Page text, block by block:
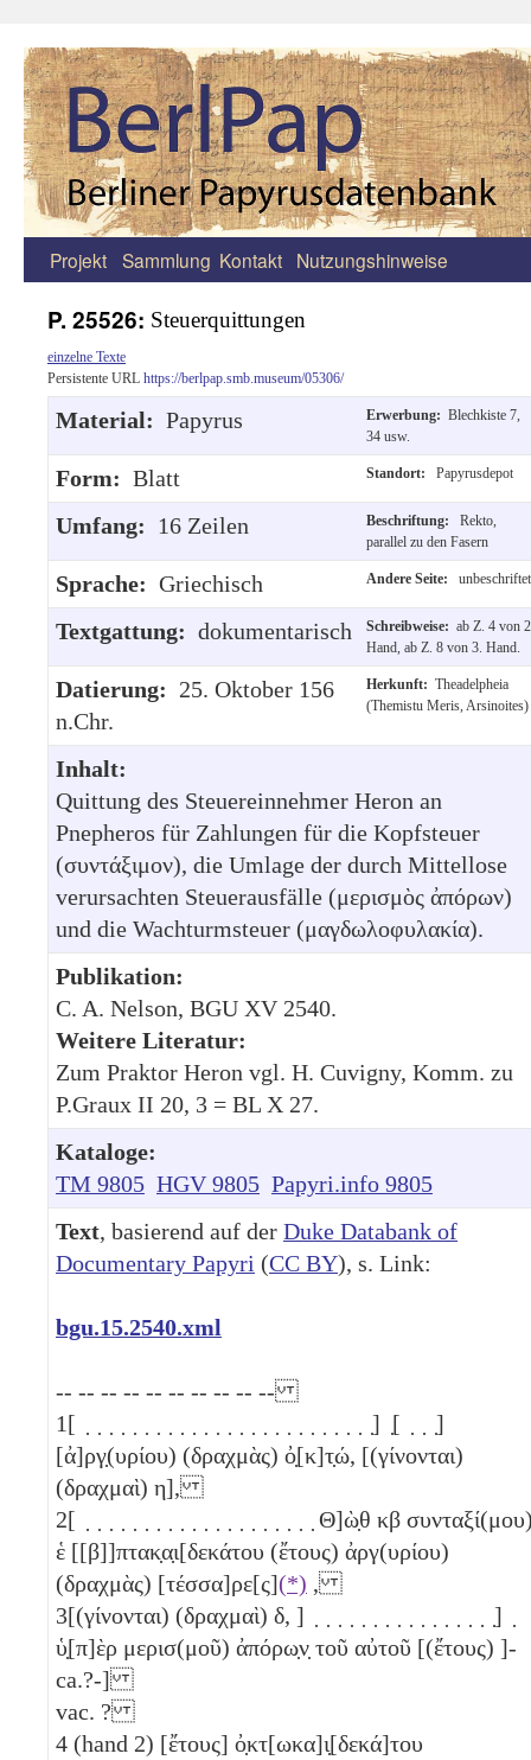
Zum
springen
Projekt Sammlung Kontakt Nutzungshinweise
P. 25526: Steuerquittungen
einzelne Texte
Persistente URL https://berlpap.smb.museum/05306/
Material: Papyrus Erwerbung: Blechkiste 7,
34 usw.
Form: Blatt Standort: Papyrusdepot
Umfang: 16 Zeilen Beschriftung:
Rekto,
parallel zu den Fasern
Sprache: Griechisch Andere Seite: unbeschriftet
Textgattung: dokumentarisch Schreibweise: ab Z. 4 von
Hand, ab Z. 8 von 3. Hand.
Datierung: 25. Oktober 156
n.Chr.
Herkunft: Theadelpheia
(Themistu Meris, Arsinoites)
Inhalt:
Quittung des Steuereinnehmer Heron an
Pnepheros für Zahlungen für die Kopfsteuer
(συντάξιμον), die Umlage der durch Mittellose
verursachten Steuerausfälle (μερισμὸς ἀπόρων)
und die Wachturmsteuer (μαγδωλοφυλακία).
Publikation:
C. A. Nelson, BGU XV 2540.
Weitere Literatur:
Zum Praktor Heron vgl. H. Cuvigny, Komm. zu
P.Graux II 20, 3 = BL X 27.
Kataloge:
TM 9805 HGV 9805 Papyri.info 9805
Text, basierend auf der Duke Databank of
Documentary Papyri (CC BY), s. Link:
bgu.15.2540.xml
-- -- -- -- -- -- -- -- -- --
1[ ̣ ̣ ̣ ̣ ̣ ̣ ̣ ̣ ̣ ̣ ̣ ̣ ̣ ̣ ̣ ̣ ̣ ̣ ̣ ̣ ̣ ̣ ̣ ̣ ̣] ̣[ ̣ ̣ ̣]
[ἀ]ργ̣(υρίου) (δραχμὰς) ὀ̣[κ]τ̣ώ, [(γίνονται)
(δραχμαὶ) η],
2[ ̣ ̣ ̣ ̣ ̣ ̣ ̣ ̣ ̣ ̣ ̣ ̣ ̣ ̣ ̣ ̣ ̣ ̣ ̣ ̣ Θ]ὼ̣θ κβ
ἑ [[β]]πτακ̣α̣ι[δεκάτου (ἔτους) ἀργ(υρίου)
(δραχμὰς) [τέσσα]ρε[ς](*) ,
3[(γίνονται) (δραχμαὶ) δ, ] ̣ ̣ ̣ ̣ ̣ ̣ ̣ ̣ ̣ ̣ ̣ ̣ ̣ ̣ ̣ ̣] ̣
ὑ̣[π]ὲρ μερισ(μοῦ) ἀπόρω̣ν̣ τοῦ αὐτοῦ [(ἔτους) ]-
ca.?-]
vac. ?
4 (hand 2) [ἔτους] ὀ̣κτ[ωκα]ι̣[δεκά]του